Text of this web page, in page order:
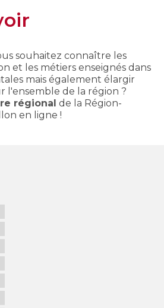
souhaitez connaître les
et les métiers enseignés dans
mais également élargir
l'ensemble de la région ?
régional de la Région-
en ligne !